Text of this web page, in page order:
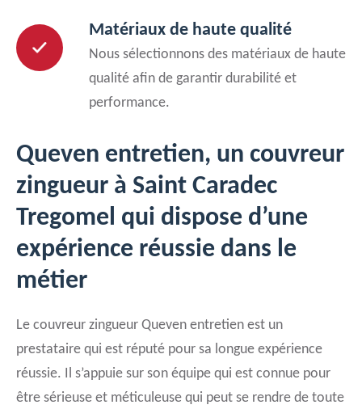
Matériaux de haute qualité
Nous sélectionnons des matériaux de haute
qualité afin de garantir durabilité et
performance.
Queven entretien, un couvreur
zingueur à Saint Caradec
Tregomel qui dispose d’une
expérience réussie dans le
métier
Le couvreur zingueur Queven entretien est un
prestataire qui est réputé pour sa longue expérience
réussie. Il s’appuie sur son équipe qui est connue pour
être sérieuse et méticuleuse qui peut se rendre de toute